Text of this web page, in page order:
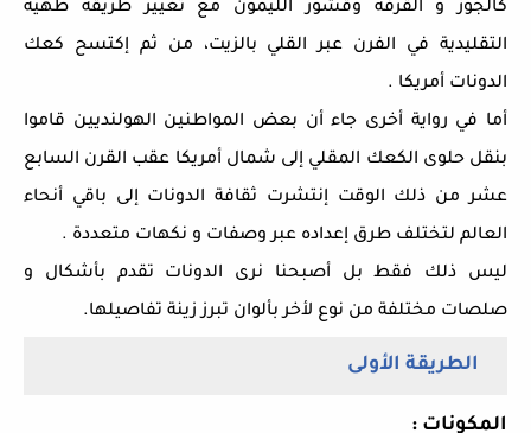
كالجوز و القرفة وقشور الليمون مع تغيير طريقة طهيه
التقليدية في الفرن عبر القلي بالزيت، من ثم إكتسح كعك
الدونات أمريكا .
أما في رواية أخرى جاء أن بعض المواطنين الهولنديين قاموا
بنقل حلوى الكعك المقلي إلى شمال أمريكا عقب القرن السابع
عشر من ذلك الوقت إنتشرت ثقافة الدونات إلى باقي أنحاء
العالم لتختلف طرق إعداده عبر وصفات و نكهات متعددة .
ليس ذلك فقط بل أصبحنا نرى الدونات تقدم بأشكال و
صلصات مختلفة من نوع لأخر بألوان تبرز زينة تفاصيلها.
الطريقة الأولى
المكونات :